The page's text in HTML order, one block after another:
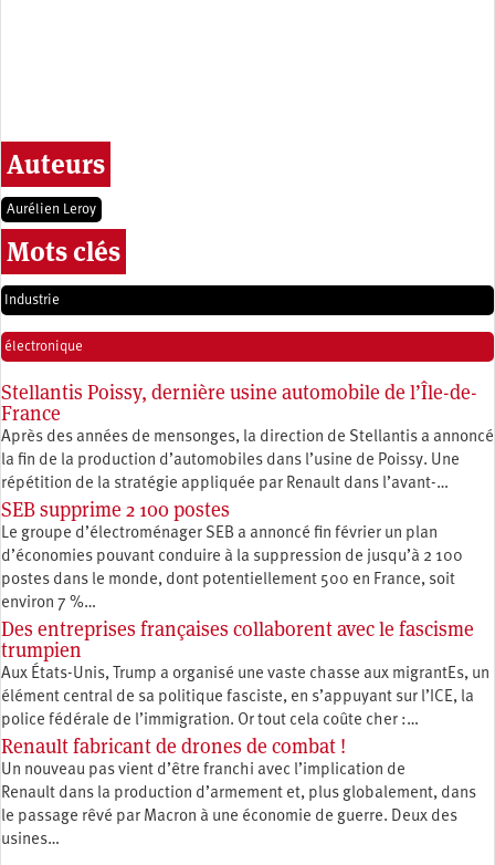
Auteurs
Aurélien Leroy
Mots clés
Industrie
électronique
Stellantis Poissy, dernière usine automobile de l’Île-de-
France
Après des années de mensonges, la direction de Stellantis a annoncé
la fin de la production d’automobiles dans l’usine de Poissy. Une
répétition de la stratégie appliquée par Renault dans l’avant-…
SEB supprime 2 100 postes
Le groupe d’électroménager SEB a annoncé fin février un plan
d’économies pouvant conduire à la suppression de jusqu’à 2 100
postes dans le monde, dont potentiellement 500 en France, soit
environ 7 %…
Des entreprises françaises collaborent avec le fascisme
trumpien
Aux États-Unis, Trump a organisé une vaste chasse aux migrantEs, un
élément central de sa politique fasciste, en s’appuyant sur l’ICE, la
police fédérale de l’immigration. Or tout cela coûte cher :…
Renault fabricant de drones de combat !
Un nouveau pas vient d’être franchi avec l’implication de
Renault dans la production d’armement et, plus globalement, dans
le passage rêvé par Macron à une économie de guerre. Deux des
usines…